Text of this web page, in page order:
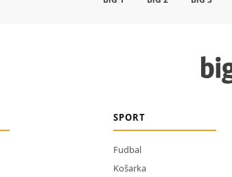
SPORT
Fudbal
Košarka